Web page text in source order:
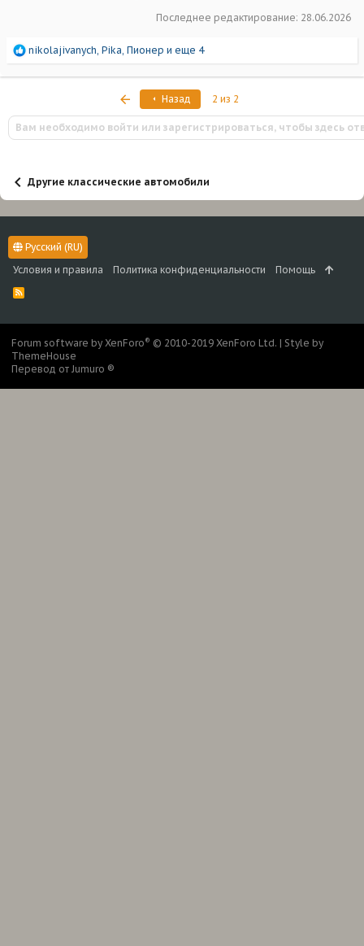
Последнее редактирование: 28.06.2026
Р
а
и
и
:
nikolajivanych Pika Пионер и еще 4
ПервыйНазад 2 из 2
Вам необходимо войти или зарегистрироваться, чтобы здесь
Другие классические автомобили
Русский (RU)
Условия и правила
Политика конфиденциальности Помощь
R
S
Forum software by XenForo® © 2010-2019 XenForo Ltd. | Style by
ThemeHouse
Перевод от Jumuro ®